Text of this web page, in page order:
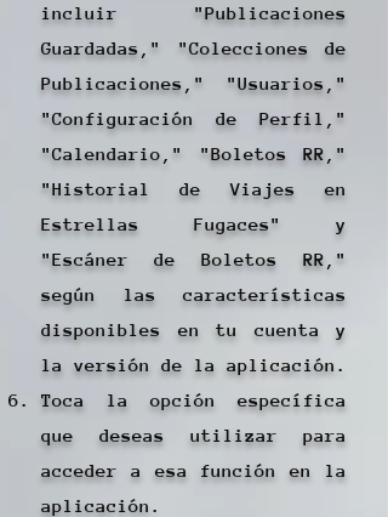
incluir "Publicaciones
Guardadas," "Colecciones de
Publicaciones," "Usuarios,"
"Configuración de Perfil,"
"Calendario," "Boletos RR,"
"Historial de Viajes en
Estrellas Fugaces" y
"Escáner de Boletos RR,"
según las características
disponibles en tu cuenta y
la versión de la aplicación.
Toca la opción específica
que deseas utilizar para
acceder a esa función en la
aplicación.